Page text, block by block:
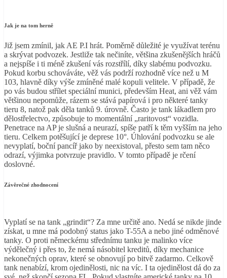
Jak je na tom herně
Již jsem zmínil, jak AE P.I hrát. Poměrně důležité je využívat terénu
a skrývat podvozek. Jestliže tak nečiníte, většina zkušenějších hráčů
a nejspíše i ti méně zkušení vás rozstřílí, díky slabému podvozku.
Pokud korbu schováváte, věž vás podrží rozhodně více než u M
103, hlavně díky výše zmíněné malé kopuli velitele. V případě, že
po vás budou střílet speciální munici, především Heat, ani věž vám
většinou nepomůže, rázem se stává papírová i pro některé tanky
tieru 8, natož pak děla tanků 9. úrovně. Často je tank lákadlem pro
dělostřelectvo, způsobuje to momentální „raritovost“ vozidla.
Penetrace na AP je slušná a neurazí, spíše patří k těm vyšším na jeho
tieru. Celkem potěšující je deprese 10°. Úhlování podvozku se ale
nevyplatí, boční pancíř jako by neexistoval, přesto sem tam něco
odrazí, výjimka potvrzuje pravidlo. V tomto případě je rčení
doslovné.
Závěrečné zhodnocení
Vyplatí se na tank „grindit“? Za mne určitě ano. Nedá se nikde jinde
získat, u mne má podobný status jako T-55A a nebo jiné odměnové
tanky. O proti německému střednímu tanku je malinko více
výdělečný i přes to, že nemá násobitel kreditů, díky mechanice
nekonečných oprav, které se obnovují po bitvě zadarmo. Celkově
tank nenabízí, krom ojedinělosti, nic na víc. I ta ojedinělost dá do za